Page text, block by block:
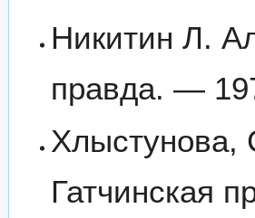
Никитин Л.
правда. —
Хлыстунова,
Гатчинская